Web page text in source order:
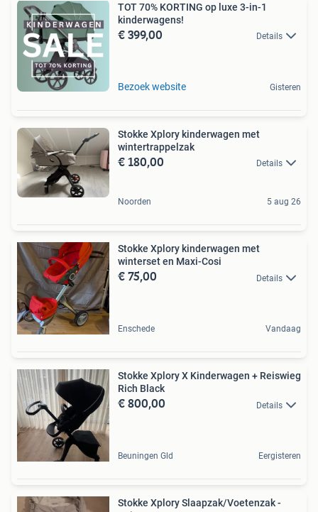
TOT 70% KORTING op luxe 3-in-1
kinderwagens!
€ 399,00 Details
Bezoek website Gisteren
Stokke Xplory kinderwagen met
wintertrappelzak
€ 180,00 Details
Noorden 5 aug 26
Stokke Xplory kinderwagen met
winterset en Maxi-Cosi
€ 75,00 Details
Enschede Vandaag
Stokke Xplory X Kinderwagen + Reiswieg
Rich Black
€ 800,00 Details
Beuningen Gld Eergisteren
Stokke Xplory Slaapzak/Voetenzak -